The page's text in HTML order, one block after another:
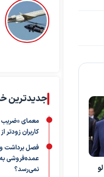
جدیدترین
کاربران زودتر
فصل برداشت
عمده‌فروشی
نمی‌رسد؟